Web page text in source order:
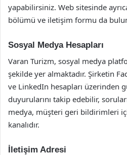
yapabilirsiniz. Web sitesinde
bölümü ve iletişim formu da
Sosyal Medya Hesapları
Varan Turizm, sosyal medya
şekilde yer almaktadır. Şirketin
ve LinkedIn hesapları üzerinden
duyurularını takip edebilir,
medya, müşteri geri bildirimleri
kanalıdır.
İletişim Adresi